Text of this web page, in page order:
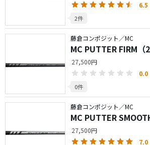
6.5
2件
藤倉コンポジット／MC
MC PUTTER FIRM（
27,500円
0.0
0件
藤倉コンポジット／MC
MC PUTTER
27,500円
7.0